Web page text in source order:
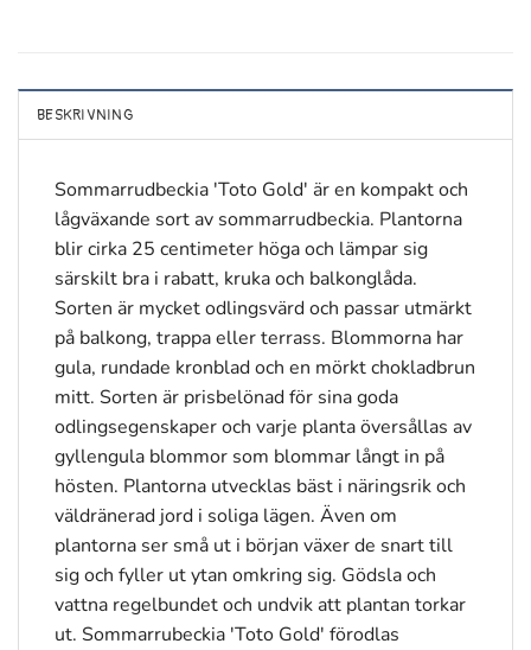
BESKRIVNING
Sommarrudbeckia 'Toto Gold' är en kompakt och
lågväxande sort av sommarrudbeckia. Plantorna
blir cirka 25 centimeter höga och lämpar sig
särskilt bra i rabatt, kruka och balkonglåda.
Sorten är mycket odlingsvärd och passar utmärkt
på balkong, trappa eller terrass. Blommorna har
gula, rundade kronblad och en mörkt chokladbrun
mitt. Sorten är prisbelönad för sina goda
odlingsegenskaper och varje planta översållas av
gyllengula blommor som blommar långt in på
hösten. Plantorna utvecklas bäst i näringsrik och
väldränerad jord i soliga lägen. Även om
plantorna ser små ut i början växer de snart till
sig och fyller ut ytan omkring sig. Gödsla och
vattna regelbundet och undvik att plantan torkar
ut. Sommarrubeckia 'Toto Gold' förodlas